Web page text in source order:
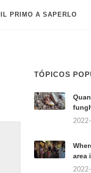
PRIMO A SAPERLO
TÓPICOS
area